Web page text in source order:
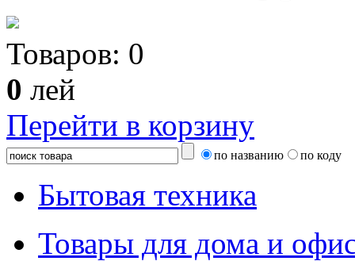
Товаров: 0
0 лей
Перейти в корзину
по названию по коду
Бытовая техника
Товары для дома и